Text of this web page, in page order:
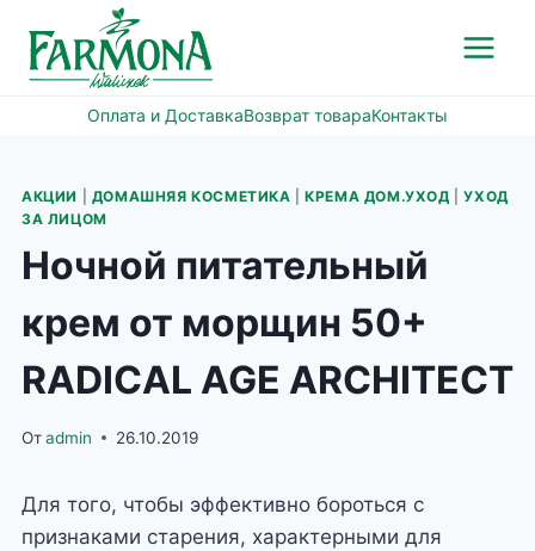
содержимому
Оплата и ДоставкаВозврат товараКонтакты
АКЦИИ ДОМАШНЯЯ КОСМЕТИКА |КРЕМА ДОМ.УХОД |УХОД
ЗА ЛИЦОМ
Ночной питательный
крем от морщин 50+
RADICAL AGE ARCHITECT
Отadmin 26.10.2019
Для того, чтобы эффективно бороться с
признаками старения, характерными для